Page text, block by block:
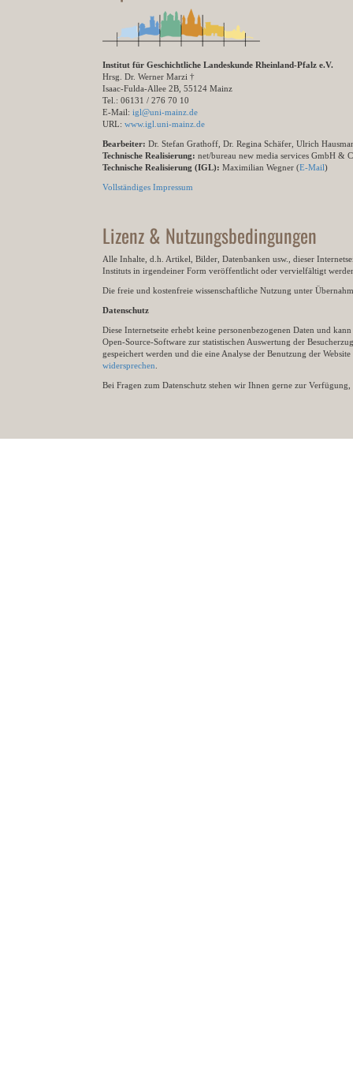
Institut für Geschichtliche Landeskunde Rheinland-Pfalz e.V.
Hrsg. Dr. Werner Marzi †
Isaac-Fulda-Allee 2B, 55124 Mainz
Tel.: 06131 / 276 70 10
E-Mail: igl@uni-mainz.de
URL: www.igl.uni-mainz.de
Bearbeiter: Dr. Stefan Grathoff, Dr. Regina Schäfer, Ulrich
Technische Realisierung: net/bureau new media services GmbH &
Technische Realisierung (IGL): Maximilian Wegner (E-Mail)
Vollständiges Impressum
Lizenz & Nutzungsbedingungen
Alle Inhalte, d.h. Artikel, Bilder, Datenbanken usw., dieser
Instituts in irgendeiner Form veröffentlicht oder vervielfältigt
Die freie und kostenfreie wissenschaftliche Nutzung unter
Datenschutz
Diese Internetseite erhebt keine personenbezogenen Daten und
Open-Source-Software zur statistischen Auswertung der
gespeichert werden und die eine Analyse der Benutzung der
widersprechen
Bei Fragen zum Datenschutz stehen wir Ihnen gerne zur